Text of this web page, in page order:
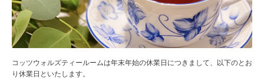
コッツウォルズティールームは年末年始の休業日につきまして、以下のとお
り休業日といたします。